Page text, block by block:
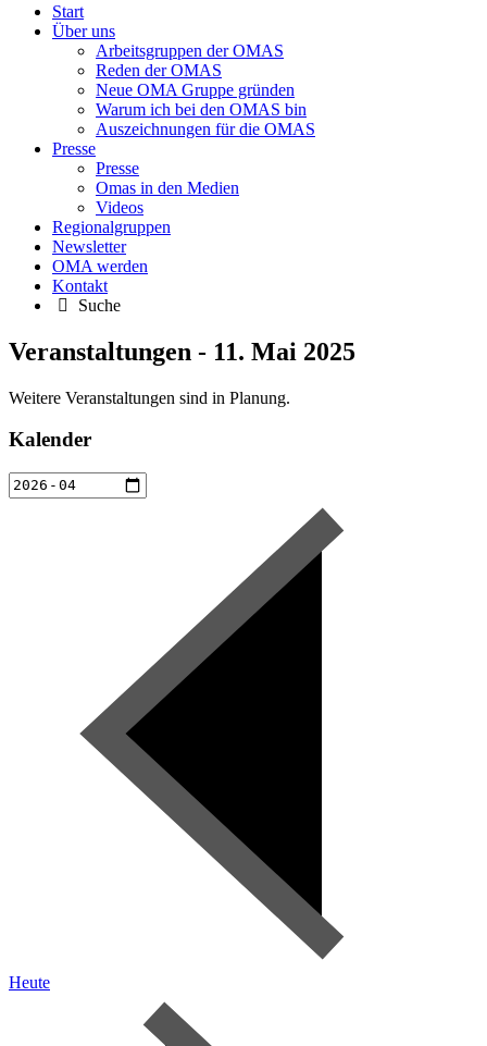
Start
Über uns
Arbeitsgruppen der OMAS
Reden der OMAS
Neue OMA Gruppe gründen
Warum ich bei den OMAS bin
Auszeichnungen für die OMAS
Presse
Presse
Omas in den Medien
Videos
Regionalgruppen
Newsletter
OMA werden
Kontakt
Suche
Veranstaltungen - 11. Mai 2025
Weitere Veranstaltungen sind in Planung.
Kalender
Heute